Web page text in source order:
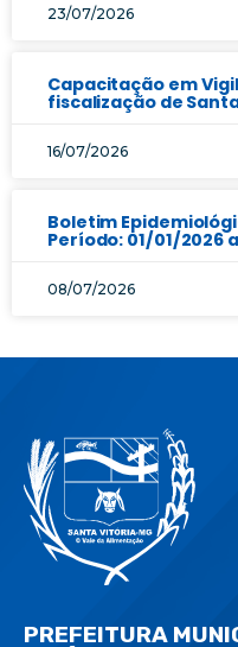
23/07/2026
Capacitação em
fiscalização de
16/07/2026
Boletim
Período: 01/01/2026
08/07/2026
PREFEITURA